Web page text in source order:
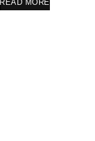
READ MORE